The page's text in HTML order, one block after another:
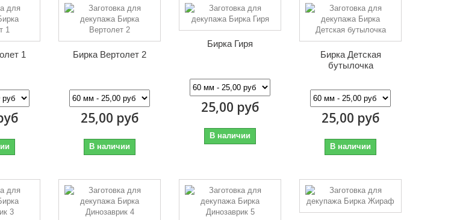
1 Бирка Вертолет 2
25,00 руб
В наличии
Бирка Гиря
25,00 руб
В наличии
Бирка Детская
бутылочка
25,00 руб
В наличии